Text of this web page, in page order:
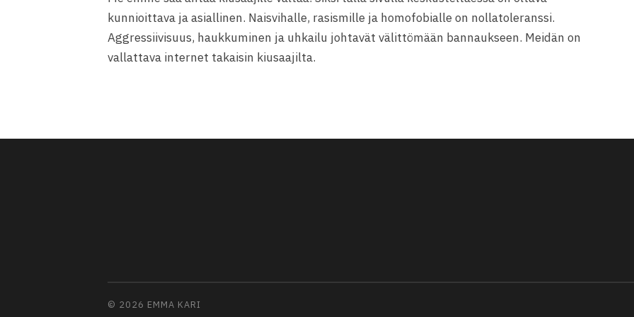
kunnioittava ja asiallinen. Naisvihalle, rasismille ja homofobialle on nollatoleranssi.
Aggressiivisuus, haukkuminen ja uhkailu johtavät välittömään bannaukseen. Meidän on
vallattava internet takaisin kiusaajilta.
© 2026 EMMA KARI